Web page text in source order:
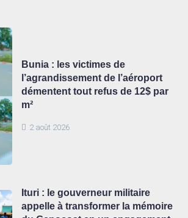
2 août 2026
Bunia : les victimes de
l’agrandissement de l’aéroport
démentent tout refus de 12$ par
m²
Ituri : le gouverneur militaire
appelle à transformer la mémoire